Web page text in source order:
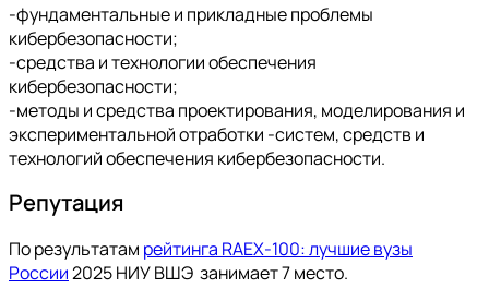
-фундаментальные и прикладные проблемы
кибербезопасности;
-средства и технологии обеспечения
кибербезопасности;
-методы и средства проектирования, моделирования и
экспериментальной отработки -систем, средств и
технологий обеспечения кибербезопасности.
Репутация
По результатам рейтинга RAEX-100: лучшие вузы
России2025 НИУ ВШЭ занимает 7 место.